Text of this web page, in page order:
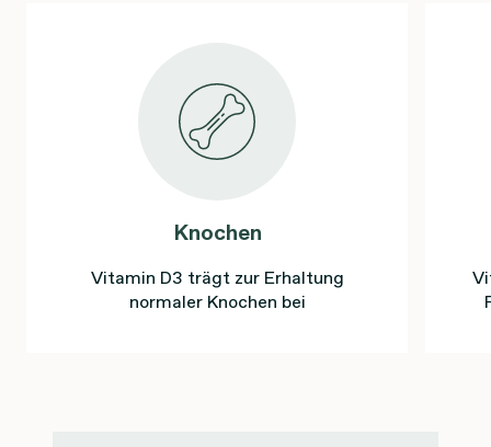
Knochen
Vitamin D3 trägt zur Erhaltung
normaler Knochen bei